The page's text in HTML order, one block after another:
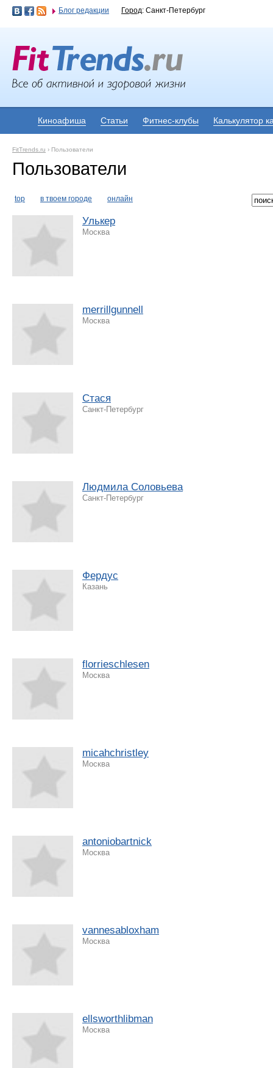
Блог редакции Город: Санкт-Петербург
Киноафиша Статьи Фитнес-клубы Калькулятор
FitTrends.ru › Пользователи
Пользователи
top в твоем городе онлайн
Улькер
Москва
merrillgunnell
Москва
Стася
Санкт-Петербург
Людмила Соловьева
Санкт-Петербург
Фердус
Казань
florrieschlesen
Москва
micahchristley
Москва
antoniobartnick
Москва
vannesabloxham
Москва
ellsworthlibman
Москва